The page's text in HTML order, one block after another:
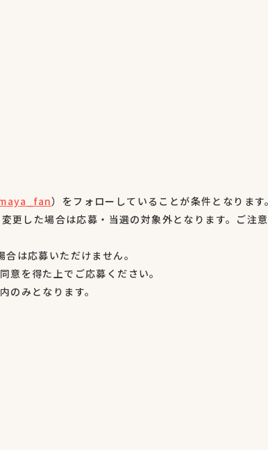
）をフォローしていることが条件となります。
更した場合は応募・当選の対象外となります。ご注
は応募いただけません。
意を得た上でご応募ください。
のみとなります。